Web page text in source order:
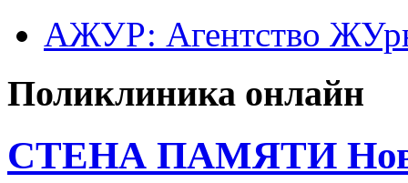
АЖУР: Агентство
Поликлиника онлайн
СТЕНА ПАМЯТИ